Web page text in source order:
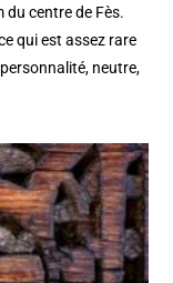
du centre de Fès.
qui est assez rare
neutre,